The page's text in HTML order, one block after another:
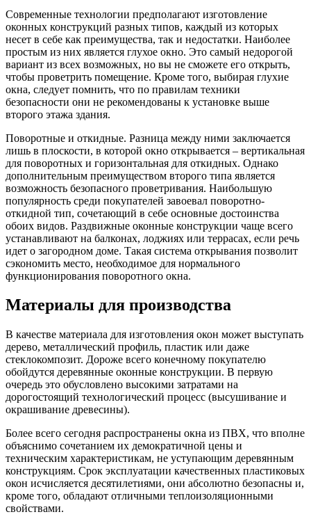
Современные технологии предполагают изготовление
оконных конструкций разных типов, каждый из которых
несет в себе как преимущества, так и недостатки. Наиболее
простым из них является глухое окно. Это самый недорогой
вариант из всех возможных, но вы не сможете его открыть,
чтобы проветрить помещение. Кроме того, выбирая глухие
окна, следует помнить, что по правилам техники
безопасности они не рекомендованы к установке выше
второго этажа здания.
Поворотные и откидные. Разница между ними заключается
лишь в плоскости, в которой окно открывается – вертикальная
для поворотных и горизонтальная для откидных. Однако
дополнительным преимуществом второго типа является
возможность безопасного проветривания. Наибольшую
популярность среди покупателей завоевал поворотно-
откидной тип, сочетающий в себе основные достоинства
обоих видов. Раздвижные оконные конструкции чаще всего
устанавливают на балконах, лоджиях или террасах, если речь
идет о загородном доме. Такая система открывания позволит
сэкономить место, необходимое для нормального
функционирования поворотного окна.
Материалы для производства
В качестве материала для изготовления окон может выступать
дерево, металлический профиль, пластик или даже
стеклокомпозит. Дороже всего конечному покупателю
обойдутся деревянные оконные конструкции. В первую
очередь это обусловлено высокими затратами на
дорогостоящий технологический процесс (высушивание и
окрашивание древесины).
Более всего сегодня распространены окна из ПВХ, что вполне
объяснимо сочетанием их демократичной цены и
техническим характеристикам, не уступающим деревянным
конструкциям. Срок эксплуатации качественных пластиковых
окон исчисляется десятилетиями, они абсолютно безопасны и,
кроме того, обладают отличными теплоизоляционными
свойствами.